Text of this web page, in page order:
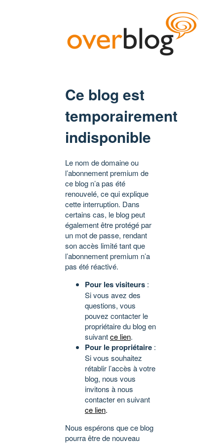
Ce blog est
temporairement
indisponible
Le nom de domaine ou
l’abonnement premium de
ce blog n’a pas été
renouvelé, ce qui explique
cette interruption. Dans
certains cas, le blog peut
également être protégé par
un mot de passe, rendant
son accès limité tant que
l’abonnement premium n’a
pas été réactivé.
Pour les visiteurs :
Si vous avez des
questions, vous
pouvez contacter le
propriétaire du blog en
suivantce lien.
Pour le propriétaire :
Si vous souhaitez
rétablir l’accès à votre
blog, nous vous
invitons à nous
contacter en suivant
ce lien.
Nous espérons que ce blog
pourra être de nouveau